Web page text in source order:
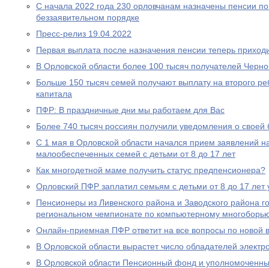
С начала 2022 года 230 орловчанам назначены пенсии
беззаявительном порядке
Пресс-релиз 19.04.2022
Первая выплата после назначения пенсии теперь
В Орловской области более 100 тысяч получателей
Больше 150 тысяч семей получают выплату на второго
капитала
ПФР: В праздничные дни мы работаем для Вас
Более 740 тысяч россиян получили уведомления о
С 1 мая в Орловской области начался прием заявлений
малообеспеченных семей с детьми от 8 до 17 лет
Как многодетной маме получить статус предпенсионера?
Орловский ПФР заплатил семьям с детьми от 8 до 17
Пенсионеры из Ливенского района и Заводского района
региональном чемпионате по компьютерному
Онлайн-приемная ПФР ответит на все вопросы по новой
В Орловской области вырастет число обладателей
В Орловской области Пенсионный фонд и